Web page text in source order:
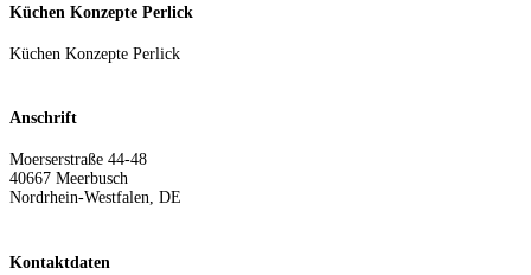
Küchen Konzepte Perlick
Küchen Konzepte Perlick
Anschrift
Moerserstraße 44-48
40667 Meerbusch
Nordrhein-Westfalen DE
Kontaktdaten